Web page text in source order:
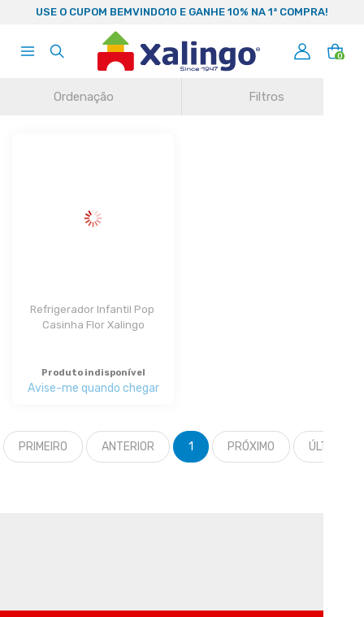
USE O CUPOM BEMVINDO10 E GANHE 10% NA 1ª COMPRA!
0
Ordenação Filtros
Refrigerador Infantil Pop
Casinha Flor Xalingo
Produto indisponível
Avise-me quando chegar
PRIMEIRO ANTERIOR 1 PRÓXIMO ÚLTIMO